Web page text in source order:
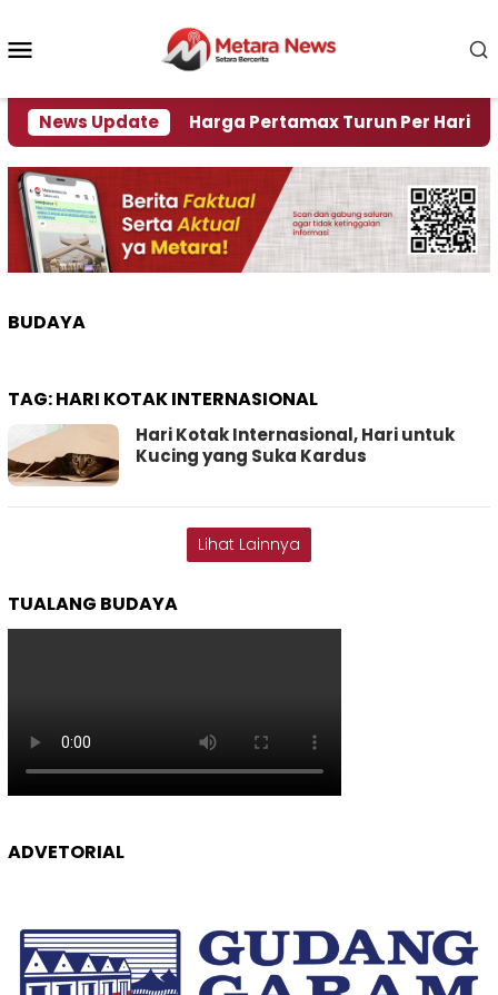
konten
News Update
Air Harga Pertamax Turun Per Hari Ini,
BUDAYA
TAG:HARI KOTAK INTERNASIONAL
Hari Kotak Internasional, Hari untuk
Kucing yang Suka Kardus
Lihat Lainnya
TUALANG BUDAYA
ADVETORIAL